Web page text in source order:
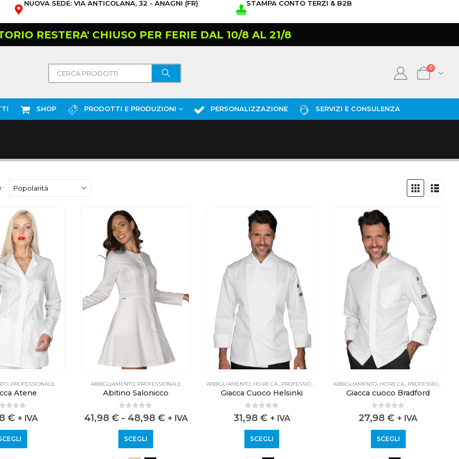
NUOVA SEDE: VIA ANTICOLANA, 32 - ANAGNI (FR) STAMPA CONTO TERZI & B2B
RESTERA' CHIUSO PER FERIE DAL 10/8 AL 21/8
0
SHOP PRODOTTI E PRODUZIONI PERSONALIZZAZIONE SERVIZI E CONSULENZA
PROFESSIONALE
Atene
of 5
€ + IVA
ABBIGLIAMENTO, PROFESSIONALE
Abitino Salonicco
out of 5
41,98 € - 48,98 € + IVA
SCEGLI
ABBIGLIAMENTO HO.RE.CA. PROFESSIONALE
Giacca Cuoco Helsinki
0out of 5
31,98 € + IVA
SCEGLI
ABBIGLIAMENTO, HO.RE.CA. PROFESSIONALE
Giacca cuoco Bradford
0out of 5
27,98€ + IVA
SCEGLI